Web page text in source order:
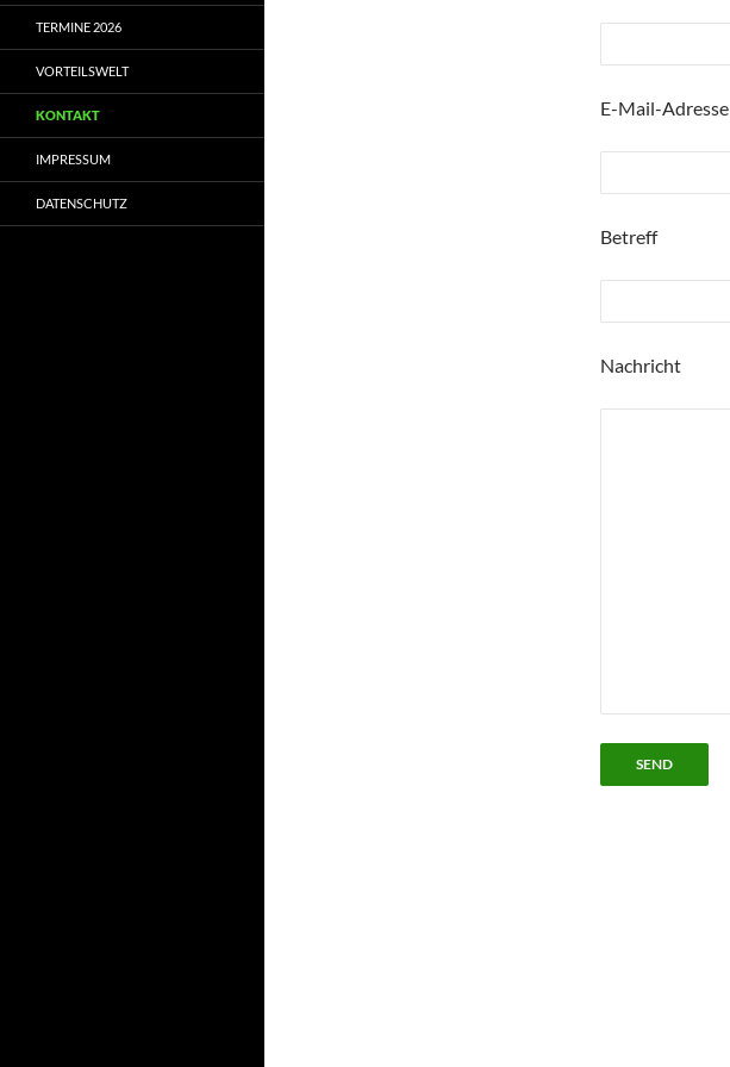
E-Mail-Adresse
Betreff
Nachricht
TERMINE 2026
VORTEILSWELT
KONTAKT
IMPRESSUM
DATENSCHUTZ